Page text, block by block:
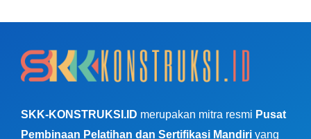
SKK-KONSTRUKSI.ID merupakan mitra resmi Pusat
Pembinaan Pelatihan dan Sertifikasi Mandiri yang